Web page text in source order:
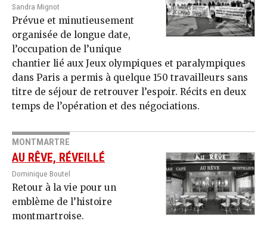
Sandra Mignot
Prévue et minutieusement
organisée de longue date,
l’occupation de l’unique
chantier lié aux Jeux olympiques et paralympiques
dans Paris a permis à quelque 150 travailleurs sans
titre de séjour de retrouver l’espoir. Récits en deux
temps de l’opération et des négociations.
MONTMARTRE
AU RÊVE, RÉVEILLÉ
Dominique Boutel
Retour à la vie pour un
emblème de l’histoire
montmartroise.